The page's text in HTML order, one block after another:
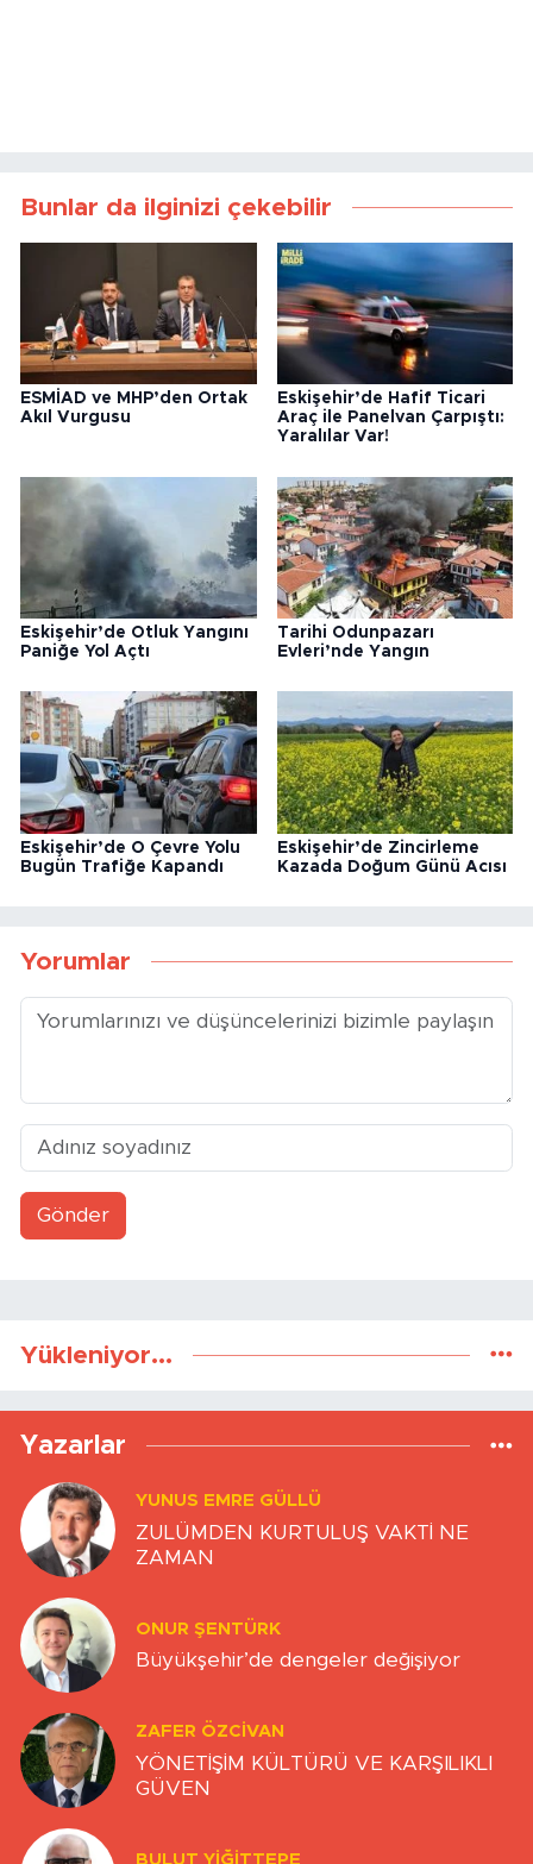
Bunlar da ilginizi çekebilir
ESMİAD ve MHP’den Ortak
Akıl Vurgusu
Eskişehir’de Hafif Ticari
Araç ile Panelvan Çarpıştı:
Yaralılar Var!
Eskişehir’de Otluk Yangını
Paniğe Yol Açtı
Tarihi Odunpazarı
Evleri’nde Yangın
Eskişehir’de O Çevre Yolu
Bugün Trafiğe Kapandı
Eskişehir’de Zincirleme
Kazada Doğum Günü Acısı
Yorumlar
Gönder
Yükleniyor...
Yazarlar
YUNUS EMRE GÜLLÜ
ZULÜMDEN KURTULUŞ VAKTİ NE
ZAMAN
ONUR ŞENTÜRK
Büyükşehir’de dengeler değişiyor
ZAFER ÖZCIVAN
YÖNETİŞİM KÜLTÜRÜ VE KARŞILIKLI
GÜVEN
BULUT YİĞİTTEPE